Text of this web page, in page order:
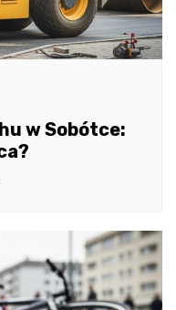
w Sobótce: